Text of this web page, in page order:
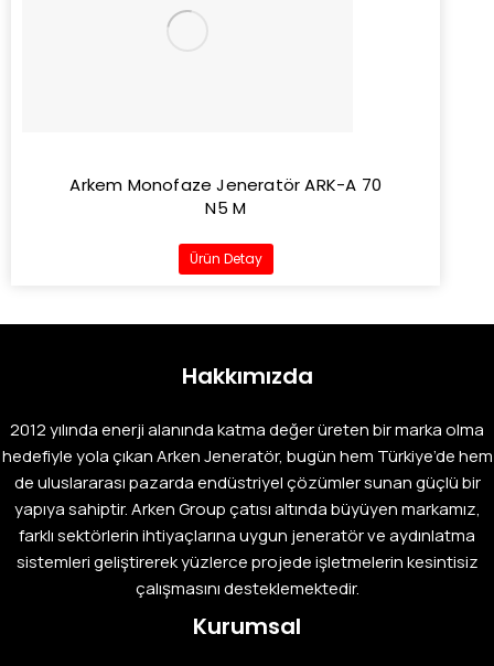
Arkem Monofaze Jeneratör ARK-A 70
N5 M
Ürün Detay
Hakkımızda
2012 yılında enerji alanında katma değer üreten bir marka olma
hedefiyle yola çıkan Arken Jeneratör, bugün hem Türkiye’de hem
de uluslararası pazarda endüstriyel çözümler sunan güçlü bir
yapıya sahiptir. Arken Group çatısı altında büyüyen markamız,
farklı sektörlerin ihtiyaçlarına uygun jeneratör ve aydınlatma
sistemleri geliştirerek yüzlerce projede işletmelerin kesintisiz
çalışmasını desteklemektedir.
Kurumsal